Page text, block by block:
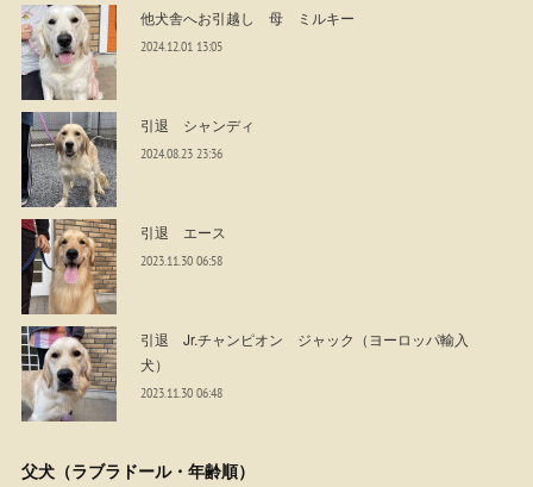
他犬舎へお引越し 母 ミルキー
2024.12.01 13:05
引退 シャンディ
2024.08.23 23:36
引退 エース
2023.11.30 06:58
引退 Jr.チャンピオン ジャック（ヨーロッパ輸入
犬）
2023.11.30 06:48
父犬（ラブラドール・年齢順）